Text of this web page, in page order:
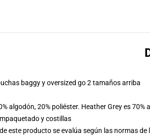
baggy y oversized go 2 tamaños arriba
algodón, 20% poliéster. Heather Grey es
y costillas
este producto se evalúa según las normas